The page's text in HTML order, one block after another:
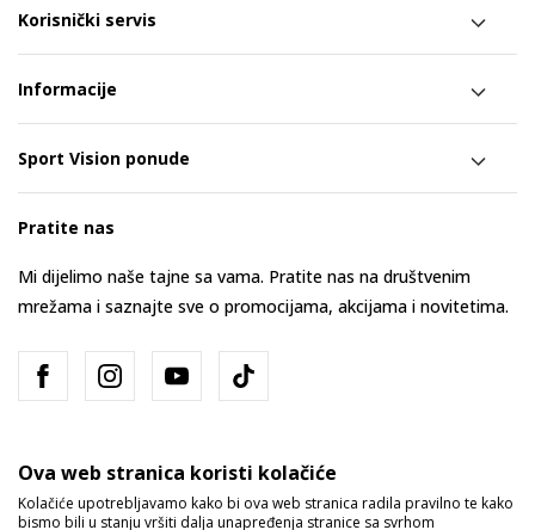
Korisnički servis
Informacije
Sport Vision ponude
Pratite nas
Mi dijelimo naše tajne sa vama. Pratite nas na društvenim
mrežama i saznajte sve o promocijama, akcijama i novitetima.
Ova web stranica koristi kolačiće
Kolačiće upotrebljavamo kako bi ova web stranica radila pravilno te kako
bismo bili u stanju vršiti dalja unapređenja stranice sa svrhom